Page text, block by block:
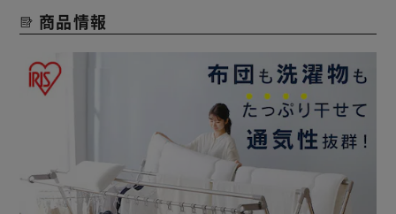
フレームの角が丸いから、布団が引っかからず上げ下ろしが
POINT．2：風の通り道をつくる、ハンガー掛け“20個付き”
風でハンガー動いて洗濯物がかたよるのを防ぎ、通気性をキ
洗濯物が重ならずに干せるから、効率よく乾かせる。
ハンガー掛けは“付け外し可能”だから、間隔の調整も自由自
在。
商品情報